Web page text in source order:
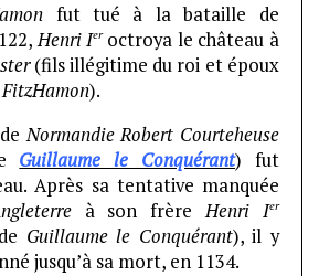
fut tué à la bataille de
Henri Ieroctroya le château à
(fils illégitime du roi et époux
FitzHamon).
deNormandie Robert Courteheuse
Guillaume le Conquérant) fut
Après sa tentative manquée
à son frèreHenri Ier
Guillaume le Conquérant), il y
jusqu’à sa mort, en 1134.